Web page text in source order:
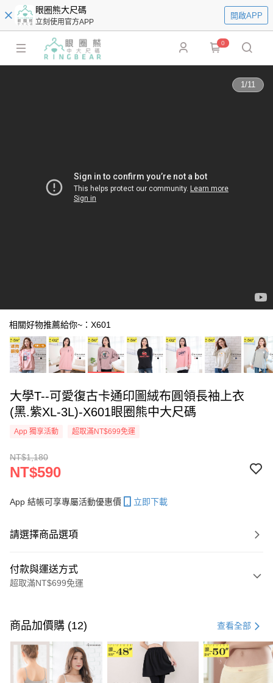
眼圈熊大尺碼
立刻使用官方APP
開啟APP
0
1/11
相關好物推薦給你~：X601
大學T--可愛復古卡通印圖絨布圓領長袖上衣
(黑.紫XL-3L)-X601眼圈熊中大尺碼
App 獨享活動 超取滿NT$699免運
NT$1,180
NT$590
App 結帳可享專屬活動優惠價 立即下載
請選擇商品選項
付款與運送方式
超取滿NT$699免運
信用卡一次付款
超商取貨付款
LINE Pay
商品加價購 (12) 查看全部